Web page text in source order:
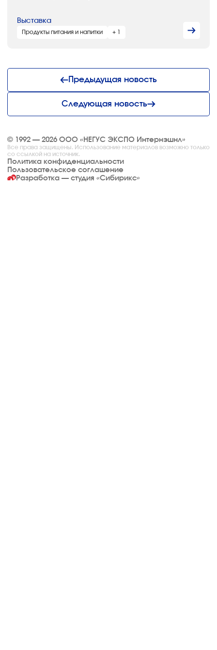
Выставка
Продукты питания и напитки + 1
Предыдущая новость
Следующая новость
© 1992 — 2026 ООО «НЕГУС ЭКСПО Интернэшнл»
Все права защищены. Использование материалов возможно только
со ссылкой на источник.
Политика конфиденциальности
Пользовательское соглашение
Разработка — студия «Сибирикс»